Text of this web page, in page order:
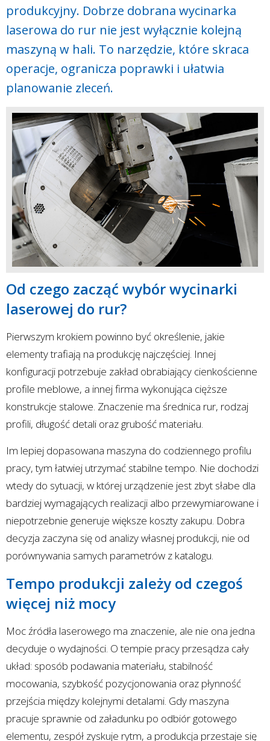
produkcyjny. Dobrze dobrana wycinarka
laserowa do rur nie jest wyłącznie kolejną
maszyną w hali. To narzędzie, które skraca
operacje, ogranicza poprawki i ułatwia
planowanie zleceń.
Od czego zacząć wybór wycinarki
laserowej do rur?
Pierwszym krokiem powinno być określenie, jakie
elementy trafiają na produkcję najczęściej. Innej
konfiguracji potrzebuje zakład obrabiający cienkościenne
profile meblowe, a innej firma wykonująca cięższe
konstrukcje stalowe. Znaczenie ma średnica rur, rodzaj
profili, długość detali oraz grubość materiału.
Im lepiej dopasowana maszyna do codziennego profilu
pracy, tym łatwiej utrzymać stabilne tempo. Nie dochodzi
wtedy do sytuacji, w której urządzenie jest zbyt słabe dla
bardziej wymagających realizacji albo przewymiarowane i
niepotrzebnie generuje większe koszty zakupu. Dobra
decyzja zaczyna się od analizy własnej produkcji, nie od
porównywania samych parametrów z katalogu.
Tempo produkcji zależy od czegoś
więcej niż mocy
Moc źródła laserowego ma znaczenie, ale nie ona jedna
decyduje o wydajności. O tempie pracy przesądza cały
układ: sposób podawania materiału, stabilność
mocowania, szybkość pozycjonowania oraz płynność
przejścia między kolejnymi detalami. Gdy maszyna
pracuje sprawnie od załadunku po odbiór gotowego
elementu, zespół zyskuje rytm, a produkcja przestaje się